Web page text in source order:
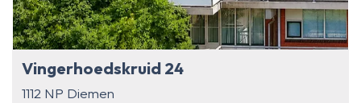
Vingerhoedskruid 24
1112 NP Diemen